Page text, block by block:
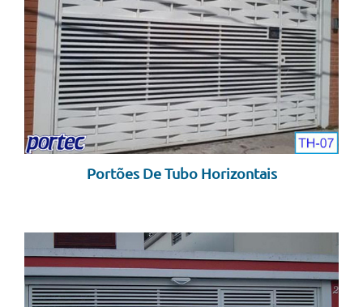
Portões De Tubo Horizontais